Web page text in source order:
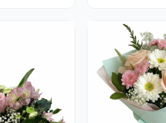
Crizanteme Albe în